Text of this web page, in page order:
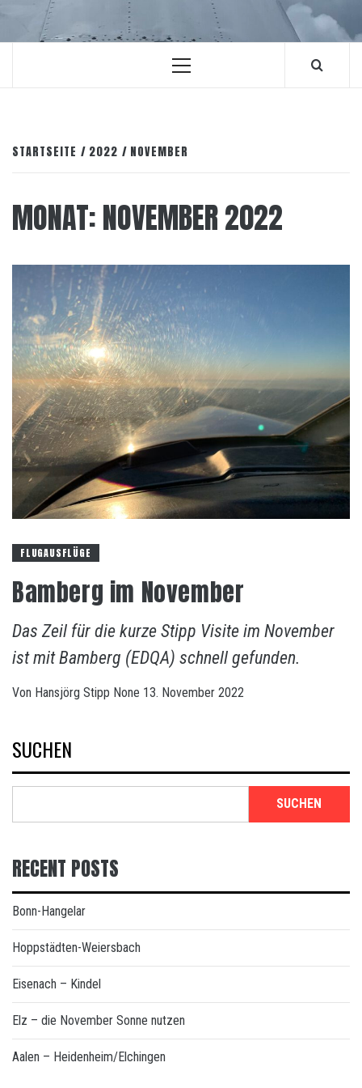
Primäres
STARTSEITE 2022 NOVEMBER
MONAT:NOVEMBER 2022
FLUGAUSFLÜGE
Bamberg im November
Das Zeil für die kurze Stipp Visite im November
ist mit Bamberg (EDQA) schnell gefunden.
Von Hansjörg Stipp None 13. November 2022
SUCHEN
SUCHEN
RECENT POSTS
Bonn-Hangelar
Hoppstädten-Weiersbach
Eisenach – Kindel
Elz – die November Sonne nutzen
Aalen – Heidenheim/Elchingen